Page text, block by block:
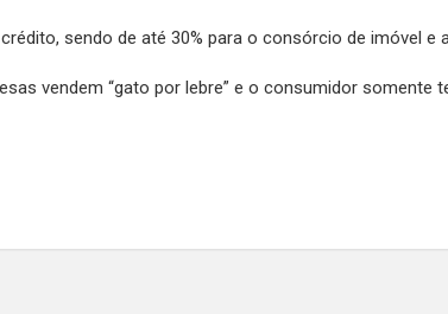
sendo de até 30% para o consórcio de imóvel e
vendem “gato por lebre” e o consumidor somente